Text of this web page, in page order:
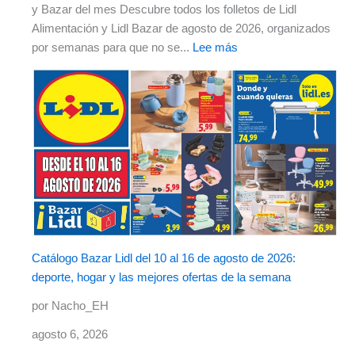
y Bazar del mes Descubre todos los folletos de Lidl
Alimentación y Lidl Bazar de agosto de 2026, organizados
por semanas para que no se... Lee más
Catálogo Bazar Lidl del 10 al 16 de agosto de 2026:
deporte, hogar y las mejores ofertas de la semana
por Nacho_EH
agosto 6, 2026